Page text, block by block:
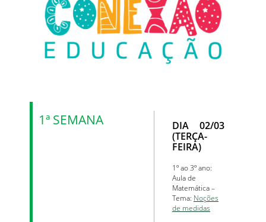
1ª SEMANA
DIA 02/03
(TERÇA-
FEIRA)
1º ao 3º ano:
Aula de
Matemática –
Tema: Noções
de medidas